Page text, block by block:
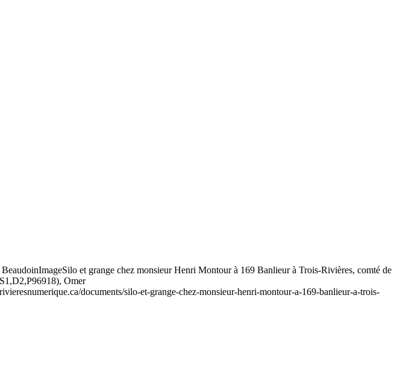
ImageSilo et grange chez monsieur Henri Montour à 169 Banlieur à Trois-Rivières, comté de
Omer
documents/silo-et-grange-chez-monsieur-henri-montour-a-169-banlieur-a-trois-